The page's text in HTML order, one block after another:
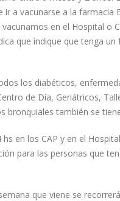
a vacunarse a la farmacia
en el Hospital o
que indique que tenga
los diabéticos,
de Día, Geriátricos,
bronquiales también se
en los CAP y en el
para las personas que
que viene se